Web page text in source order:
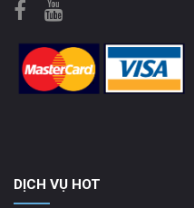
DỊCH VỤ HOT